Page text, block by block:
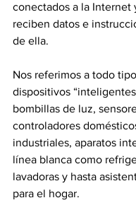
conectados a la Internet
reciben datos e
de ella.
Nos referimos a todo
dispositivos
bombillas de luz,
controladores
industriales, aparatos
línea blanca como
lavadoras y hasta
para el hogar.